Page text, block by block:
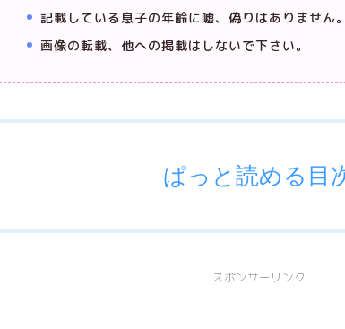
記載している息子の年齢に嘘、偽りはありません。
画像の転載、他への掲載はしないで下さい。
ぱっと読める目
スポンサーリンク